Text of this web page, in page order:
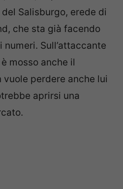
Salisburgo, erede di
che sta già facendo
Sull’attaccante
mosso anche il
vuole perdere anche lui
aprirsi una